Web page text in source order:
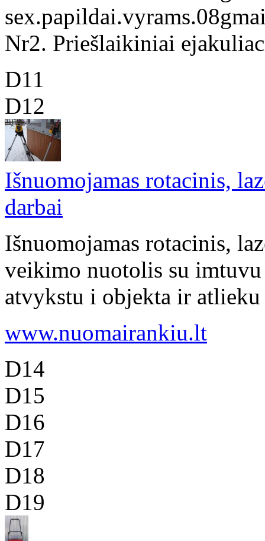
Nr2. Priešlaikiniai
D11
D12
Išnuomojamas rotacinis,
darbai
Išnuomojamas rotacinis,
veikimo nuotolis su
atvykstu i objekta ir atlieku
www.nuomairankiu.lt
D14
D15
D16
D17
D18
D19